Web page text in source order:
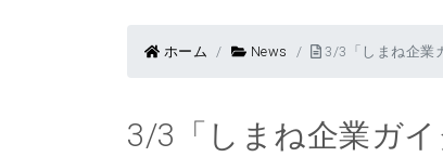
ホーム News 3/3「しまね企業
3/3「しまね企業ガイ